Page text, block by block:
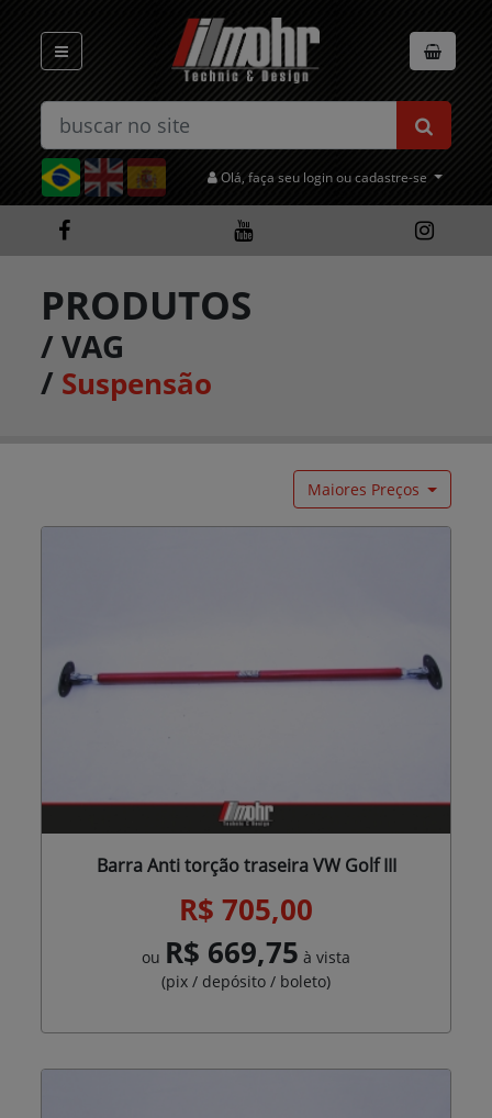
Olá, faça seu login ou cadastre-se
PRODUTOS
/VAG
/ Suspensão
Maiores Preços
Barra Anti torção traseira VW Golf III
R$ 705,00
ou R$ 669,75 à vista
(pix / depósito / boleto)